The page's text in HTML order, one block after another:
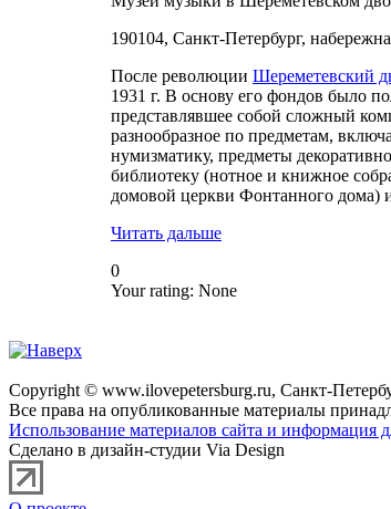
190104, Санкт-Петербург,
После революции Шереметевский
1931 г. В основу его фондов было
представлявшее собой сложный
разнообразное по предметам,
нумизматику, предметы
библиотеку (нотное и книжное
домовой церкви Фонтанного дома)
Читать дальше
0
Your rating: None
Copyright © www.ilovepetersburg.ru, Санкт-
Все права на опубликованные материалы
Использование материалов сайта и информация
Сделано в дизайн-студии Via Design